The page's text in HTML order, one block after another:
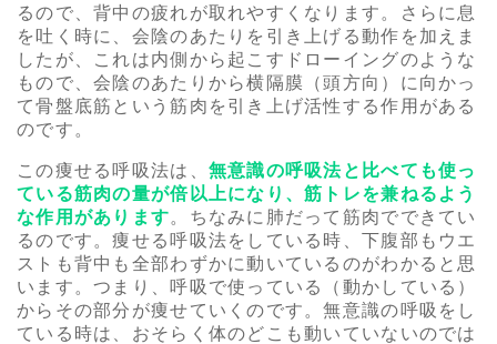
るので、背中の疲れが取れやすくなります。さらに息
を吐く時に、会陰のあたりを引き上げる動作を加えま
したが、これは内側から起こすドローイングのような
もので、会陰のあたりから横隔膜（頭方向）に向かっ
て骨盤底筋という筋肉を引き上げ活性する作用がある
のです。
この痩せる呼吸法は、 無意識の呼吸法と比べても使っ
ている筋肉の量が倍以上になり、筋トレを兼ねるよう
な作用があります。ちなみに肺だって筋肉でできてい
るのです。痩せる呼吸法をしている時、下腹部もウエ
ストも背中も全部わずかに動いているのがわかると思
います。つまり、呼吸で使っている（動かしている）
からその部分が痩せていくのです。無意識の呼吸をし
ている時は、おそらく体のどこも動いていないのでは